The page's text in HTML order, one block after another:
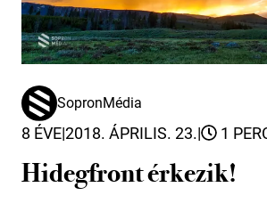
SopronMédia
8 ÉVE|2018. ÁPRILIS. 23.| 1
Hidegfront érkezik!